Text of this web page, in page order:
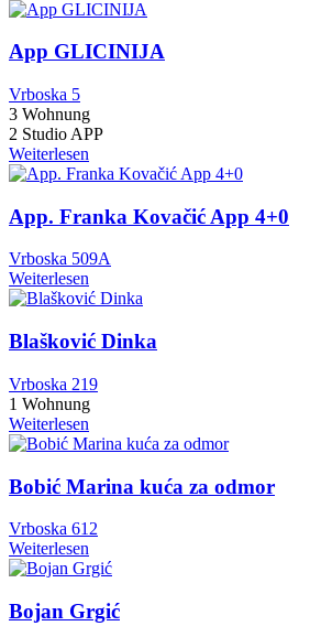
App GLICINIJA
Vrboska 5
3 Wohnung
2 Studio APP
Weiterlesen
App. Franka Kovačić App 4+0
Vrboska 509A
Weiterlesen
Blašković Dinka
Vrboska 219
1 Wohnung
Weiterlesen
Bobić Marina kuća za odmor
Vrboska 612
Weiterlesen
Bojan Grgić